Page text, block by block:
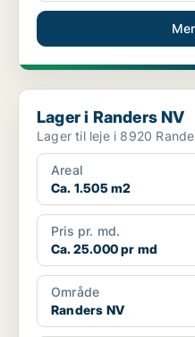
Lager i Randers NV
Lager i Randers NV
Lager til leje i 8920
Areal
Ca. 1.505 m2
Pris pr. md.
Ca. 25.000 pr md
Område
Randers NV